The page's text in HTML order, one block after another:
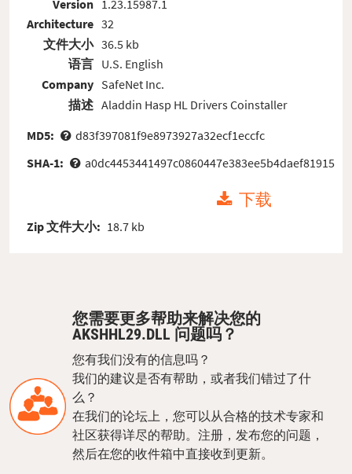
Version
Architecture
文件大小
语言
Company
描述
1.23.15987.1
32
36.5 kb
U.S. English
SafeNet Inc.
Aladdin Hasp HL Drivers Coinstaller
MD5:
d83f397081f9e8973927a32ecf1eccfc
SHA-1:
a0dc4453441497c0860447e383ee5b4daef81915
下载
Zip 文件大小: 18.7 kb
您需要更多帮助来解决您的
AKSHHL29.DLL 问题吗？
您有我们没有的信息吗？
我们的建议是否有帮助，或者我们错过了什
么？
在我们的论坛上，您可以从合格的技术专家和
社区获得详尽的帮助。注册，发布您的问题，
然后在您的收件箱中直接收到更新。